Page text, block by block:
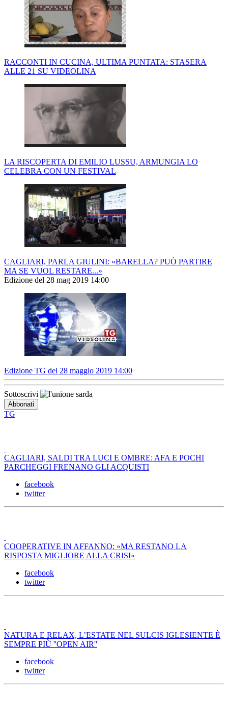
RACCONTI IN CUCINA, ULTIMA PUNTATA: STASERA
ALLE 21 SU VIDEOLINA
LA RISCOPERTA DI EMILIO LUSSU, ARMUNGIA LO
CELEBRA CON UN FESTIVAL
CAGLIARI, PARLA GIULINI: «BARELLA? PUÒ PARTIRE
MA SE VUOL RESTARE...»
Edizione del 28 mag 2019 14:00
Edizione TG del 28 maggio 2019 14:00
Sottoscrivi
TG
CAGLIARI, SALDI TRA LUCI E OMBRE: AFA E POCHI
PARCHEGGI FRENANO GLI ACQUISTI
facebook
twitter
COOPERATIVE IN AFFANNO: «MA RESTANO LA
RISPOSTA MIGLIORE ALLA CRISI»
facebook
twitter
NATURA E RELAX, L’ESTATE NEL SULCIS IGLESIENTE È
SEMPRE PIÙ ''OPEN AIR''
facebook
twitter